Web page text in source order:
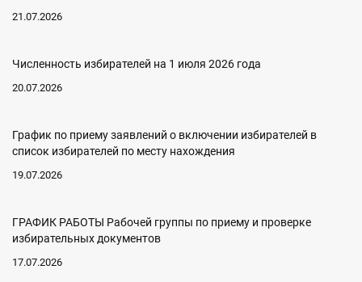
21.07.2026
Численность избирателей на 1 июля 2026 года
20.07.2026
График по приему заявлений о включении избирателей в
список избирателей по месту нахождения
19.07.2026
ГРАФИК РАБОТЫ Рабочей группы по приему и проверке
избирательных документов
17.07.2026